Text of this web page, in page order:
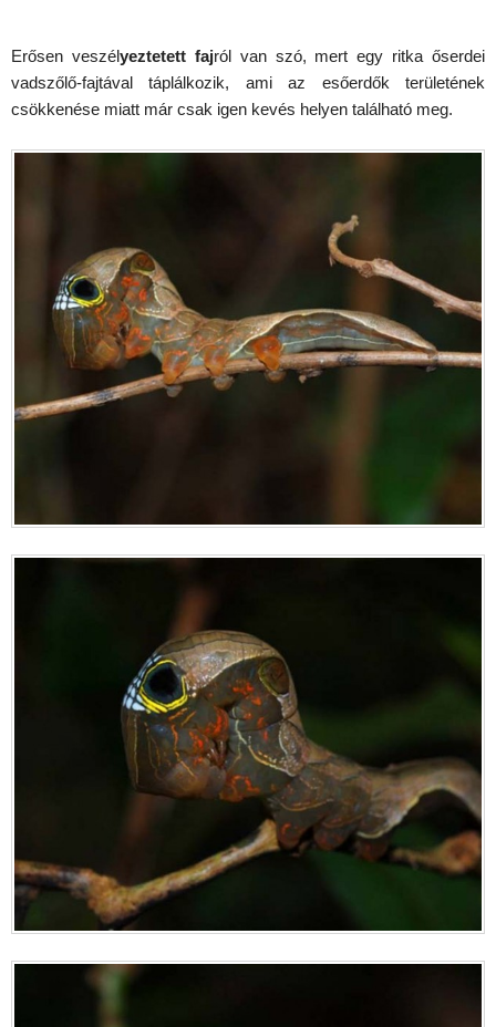
Erősen veszélyeztetett fajról van szó, mert egy ritka őserdei
vadszőlő-fajtával táplálkozik, ami az esőerdők területének
csökkenése miatt már csak igen kevés helyen található meg.